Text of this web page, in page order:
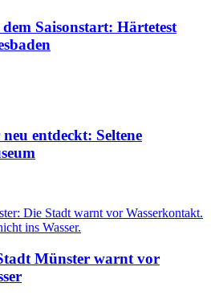
Saisonstart: Härtetest
entdeckt: Seltene
Münster warnt vor